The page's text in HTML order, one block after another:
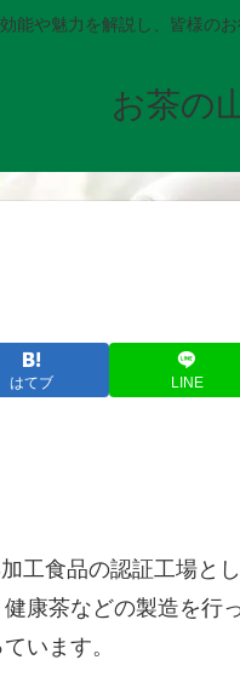
能や魅力を解説し、皆様の
お茶の
はてブ LINE
工食品の認証工場と
康茶などの製造を行
います。